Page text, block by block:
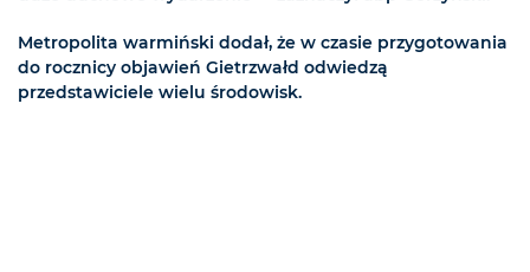
Metropolita warmiński dodał, że w czasie przygotowania
do rocznicy objawień Gietrzwałd odwiedzą
przedstawiciele wielu środowisk.